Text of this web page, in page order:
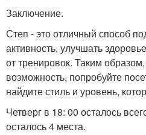
Заключение.
Степ - это отличный способ
активность, улучшать
от тренировок. Таким
возможность, попробуйте
найдите стиль и уровень,
Четверг в 18: 00 осталось
осталось 4 места.